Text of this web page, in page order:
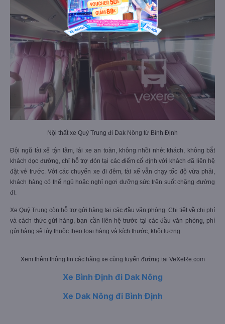
Nội thất xe Quý Trung đi Dak Nông từ Bình Định
Đội ngũ tài xế tận tâm, lái xe an toàn, không nhồi nhét khách, không bắt
khách dọc đường, chỉ hỗ trợ đón tại các điểm cố định với khách đã liên hệ
đặt vé trước. Với các chuyến xe đi đêm, tài xế vẫn chạy tốc độ vừa phải,
khách hàng có thể ngủ hoặc nghỉ ngơi dưỡng sức trên suốt chặng đường
đi.
Xe Quý Trung còn hỗ trợ gửi hàng tại các đầu văn phòng. Chi tiết về chi phí
và cách thức gửi hàng, bạn cần liên hệ trước tại các đầu văn phòng, phí
gửi hàng sẽ tùy thuộc theo loại hàng và kích thước, khối lượng.
Xem thêm thông tin các hãng xe cùng tuyến đường tại VeXeRe.com
Xe Bình Định đi Dak Nông
Xe Dak Nông đi Bình Định